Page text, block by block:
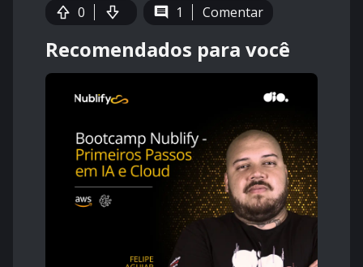
0 1 Comentar
Recomendados para você